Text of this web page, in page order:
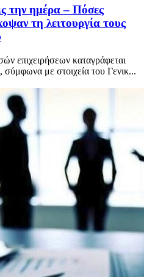
την ημέρα – Πόσες
τη λειτουργία τους
επιχειρήσεων καταγράφεται
με στοιχεία του Γενικ...